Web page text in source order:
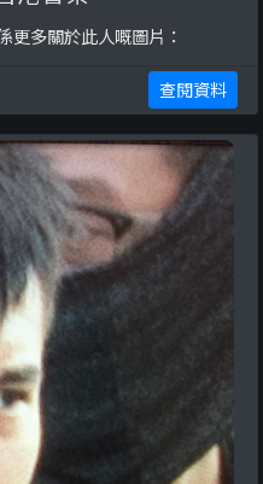
更多關於此人嘅圖片：
查閱資料